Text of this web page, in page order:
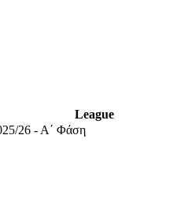
League
26 - Α΄ Φάση